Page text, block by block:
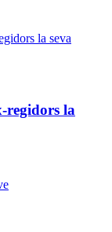
regidors la